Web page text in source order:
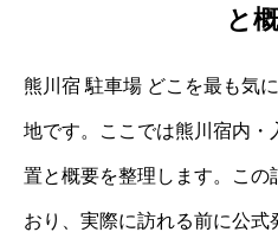
と
熊川宿 駐車場 どこを最も気
地です。ここでは熊川宿内・
置と概要を整理します。この
おり、実際に訪れる前に公